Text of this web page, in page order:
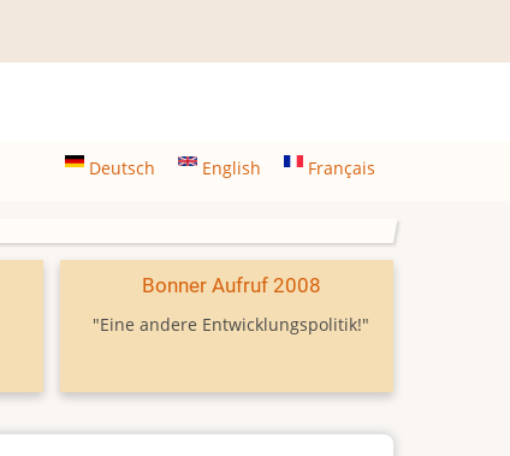
Deutsch English Français
Bonner Aufruf 2008
"Eine andere Entwicklungspolitik!"